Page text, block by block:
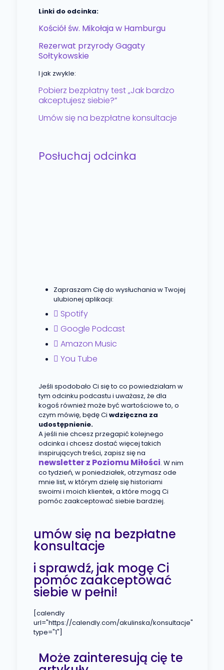
Linki do odcinka:
Kościół św. Mikołaja w Hamburgu
Rezerwat przyrody Gagaty
Sołtykowskie
I jak zwykle:
Pobierz bezpłatny test „Jak bardzo
akceptujesz siebie?”
Umów się na bezpłatne konsultacje
Posłuchaj odcinka
Zapraszam Cię do wysłuchania w Twojej
ulubionej aplikacji:
Spotify
Google Podcast
Amazon Music
You Tube
Jeśli spodobało Ci się to co powiedziałam w
tym odcinku podcastu i uważasz, że dla
kogoś również może być wartościowe to, o
czym mówię, będę Ci wdzięczna za
udostępnienie.
A jeśli nie chcesz przegapić kolejnego
odcinka i chcesz dostać więcej takich
inspirujących treści, zapisz się na
newsletter z Poziomu Miłości. W nim
co tydzień, w poniedziałek, otrzymasz ode
mnie list, w którym dzielę się historiami
swoimi i moich klientek, a które mogą Ci
pomóc zaakceptować siebie bardziej.
umów się na bezpłatne
konsultacje
i sprawdź, jak mogę Ci
pomóc zaakceptować
siebie w pełni!
[calendly
url="https://calendly.com/akulinska/konsultacje"
type="1"]
Może zainteresują cię te